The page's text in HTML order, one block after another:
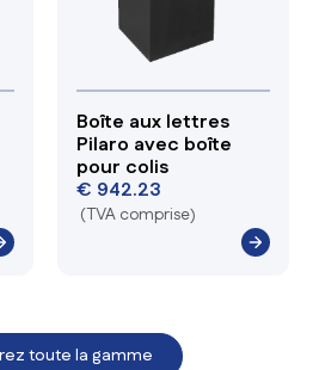
Boîte aux lettres
Pilaro avec boîte
pour colis
€ 942.23
(TVA comprise)
toute la gamme